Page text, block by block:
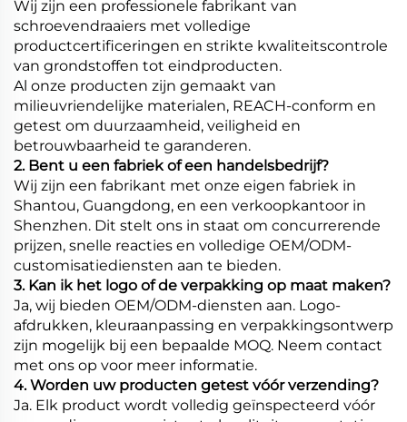
Wij zijn een professionele fabrikant van
schroevendraaiers met volledige
productcertificeringen en strikte kwaliteitscontrole
van grondstoffen tot eindproducten.
Al onze producten zijn gemaakt van
milieuvriendelijke materialen, REACH-conform en
getest om duurzaamheid, veiligheid en
betrouwbaarheid te garanderen.
2. Bent u een fabriek of een handelsbedrijf?
Wij zijn een fabrikant met onze eigen fabriek in
Shantou, Guangdong, en een verkoopkantoor in
Shenzhen. Dit stelt ons in staat om concurrerende
prijzen, snelle reacties en volledige OEM/ODM-
customisatiediensten aan te bieden.
3. Kan ik het logo of de verpakking op maat maken?
Ja, wij bieden OEM/ODM-diensten aan. Logo-
afdrukken, kleuraanpassing en verpakkingsontwerp
zijn mogelijk bij een bepaalde MOQ. Neem contact
met ons op voor meer informatie.
4. Worden uw producten getest vóór verzending?
Ja. Elk product wordt volledig geïnspecteerd vóór